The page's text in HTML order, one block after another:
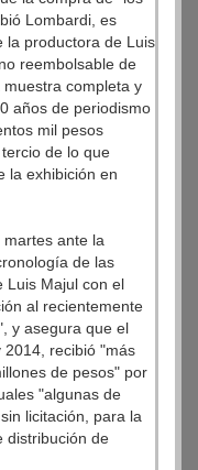
Lombardi, es
la productora de Luis
reembolsable de
completa y
años de periodismo
mil pesos
de lo que
la exhibición en
ante la
de las
Luis Majul con el
al recientemente
y asegura que el
recibió "más
de pesos" por
"algunas de
licitación, para la
distribución de